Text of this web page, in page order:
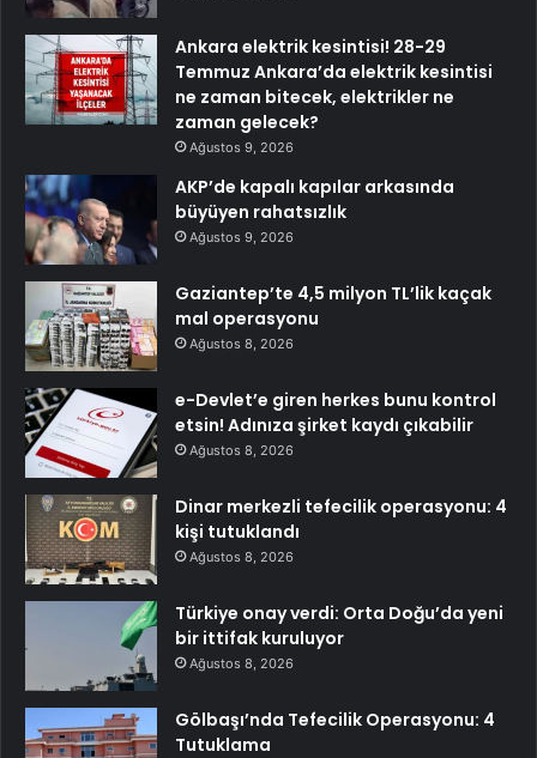
Ankara elektrik kesintisi! 28-29
Temmuz Ankara’da elektrik kesintisi
ne zaman bitecek, elektrikler ne
zaman gelecek?
Ağustos 9, 2026
AKP’de kapalı kapılar arkasında
büyüyen rahatsızlık
Ağustos 9, 2026
Gaziantep’te 4,5 milyon TL’lik kaçak
mal operasyonu
Ağustos 8, 2026
e-Devlet’e giren herkes bunu kontrol
etsin! Adınıza şirket kaydı çıkabilir
Ağustos 8, 2026
Dinar merkezli tefecilik operasyonu: 4
kişi tutuklandı
Ağustos 8, 2026
Türkiye onay verdi: Orta Doğu’da yeni
bir ittifak kuruluyor
Ağustos 8, 2026
Gölbaşı’nda Tefecilik Operasyonu: 4
Tutuklama